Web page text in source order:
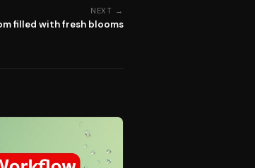
NEXT →
filled with fresh blooms